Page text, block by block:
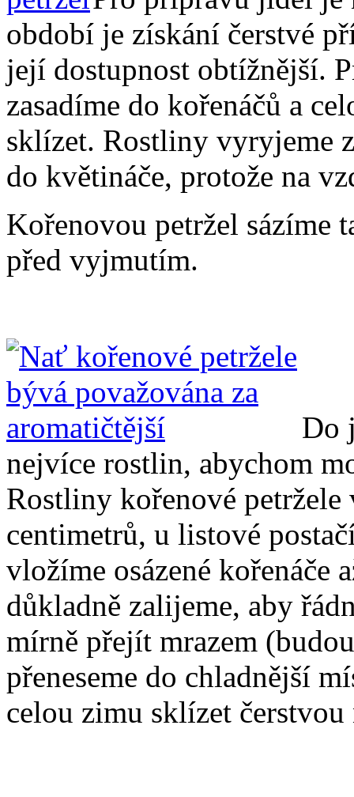
období je získání čerstvé
její dostupnost obtížnější.
zasadíme do kořenáčů a
sklízet. Rostliny vyryjeme
do květináče, protože na
Kořenovou petržel sázíme
před vyjmutím.
Do
nejvíce rostlin, abychom
Rostliny kořenové petržele
centimetrů, u listové
vložíme osázené kořenáče
důkladně zalijeme, aby
mírně přejít mrazem
přeneseme do chladnější
celou zimu sklízet